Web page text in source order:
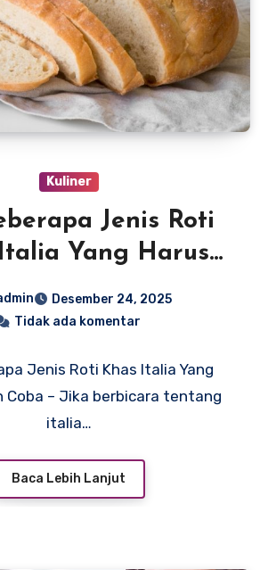
Kuliner
Jenis Roti
Yang Harus
Desember 24, 2025
Tidak ada komentar
Jenis Roti Khas Italia Yang
Coba – Jika berbicara tentang
italia…
Baca Lebih Lanjut